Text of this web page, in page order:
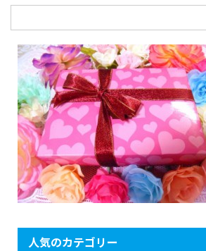
人気のカテゴリー